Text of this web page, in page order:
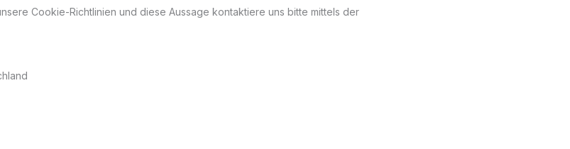
Cookie-Richtlinien und diese Aussage kontaktiere uns bitte mittels der